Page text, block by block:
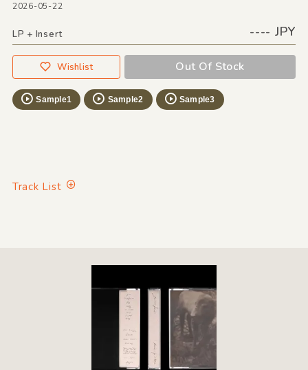
2026-05-22
LP + Insert ---- JPY
Wishlist Out Of Stock
Sample1 Sample2 Sample3
Track List